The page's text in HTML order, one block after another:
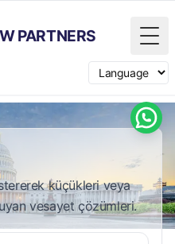
PARTNERS
Switch
küçükleri veya
vesayet çözümleri.